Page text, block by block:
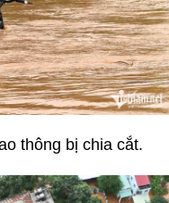
thông bị chia cắt.